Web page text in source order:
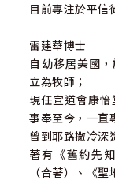
目前專注於平信
雷建華博士
自幼移居美國
立為牧師；
現任宣道會康怡
事奉至今，一直
曾到耶路撒冷深
著有《舊約先
（合著）、《